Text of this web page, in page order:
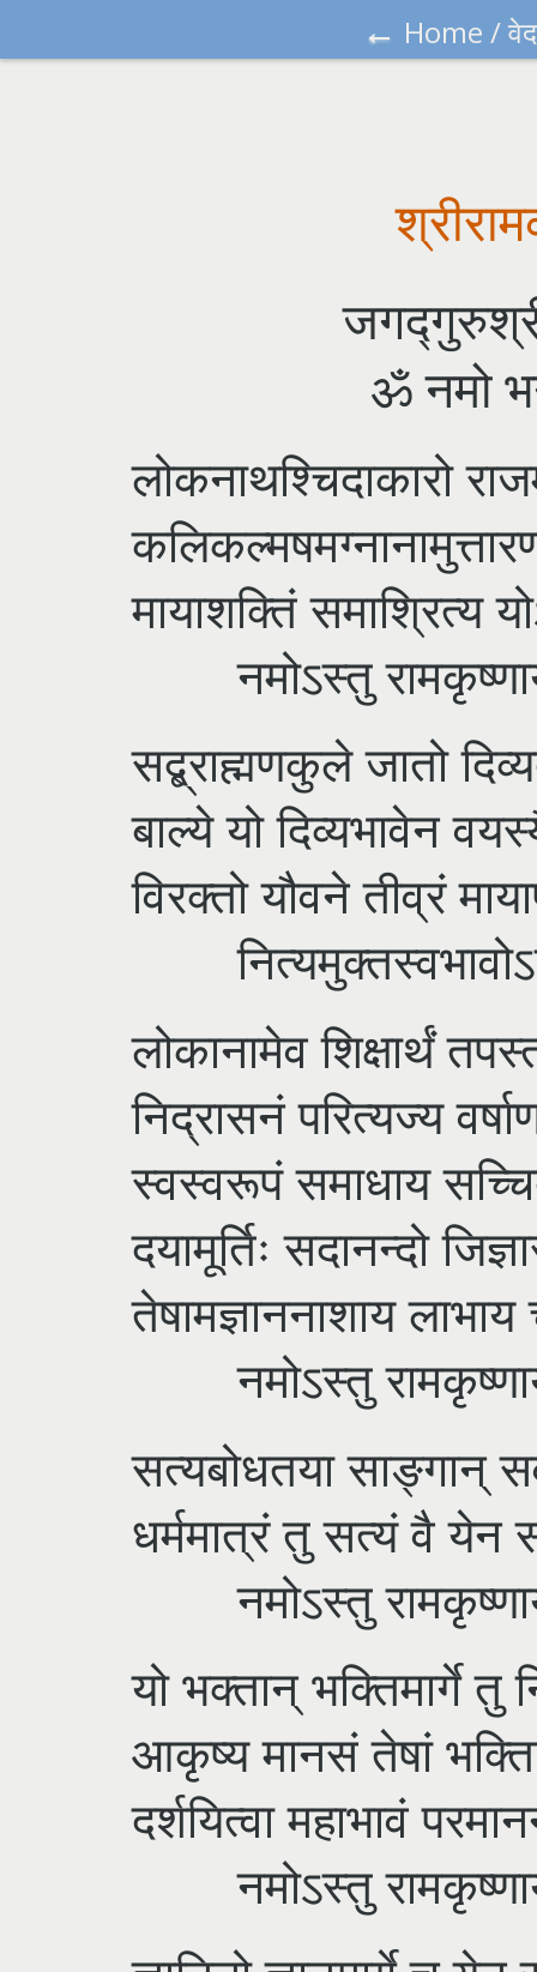
← Home /
ॐ नमो
लोकनाथश्चिदाकारो
मायाशक्तिं समाश्रित्य
नमोऽस्तु
सद्ब्राह्मणकुले जातो
बाल्ये यो दिव्यभावेन
विरक्तो यौवने तीव्रं
लोकानामेव शिक्षार्थं
निद्रासनं परित्यज्य
स्वस्वरूपं समाधाय
दयामूर्तिः सदानन्दो
तेषामज्ञाननाशाय
नमोऽस्तु
सत्यबोधतया साङ्गान्
धर्ममात्रं तु सत्यं वै
नमोऽस्तु
यो भक्तान् भक्तिमार्गे तु
आकृष्य मानसं तेषां
दर्शयित्वा महाभावं
नमोऽस्तु